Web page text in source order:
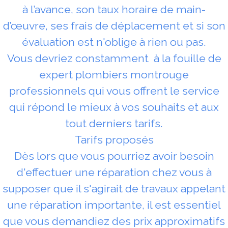
à l’avance, son taux horaire de main-
d’œuvre, ses frais de déplacement et si son
évaluation est n'oblige à rien ou pas.
Vous devriez constamment à la fouille de
expert plombiers montrouge
professionnels qui vous offrent le service
qui répond le mieux à vos souhaits et aux
tout derniers tarifs.
Tarifs proposés
Dès lors que vous pourriez avoir besoin
d'effectuer une réparation chez vous à
supposer que il s'agirait de travaux appelant
une réparation importante, il est essentiel
que vous demandiez des prix approximatifs